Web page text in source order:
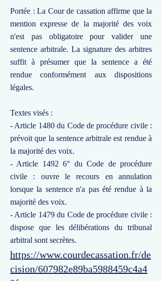
Portée : La Cour de cassation affirme que la
mention expresse de la majorité des voix
n'est pas obligatoire pour valider une
sentence arbitrale. La signature des arbitres
suffit à présumer que la sentence a été
rendue conformément aux dispositions
légales.
Textes visés :
- Article 1480 du Code de procédure civile :
prévoit que la sentence arbitrale est rendue à
la majorité des voix.
- Article 1492 6° du Code de procédure
civile : ouvre le recours en annulation
lorsque la sentence n'a pas été rendue à la
majorité des voix.
- Article 1479 du Code de procédure civile :
dispose que les délibérations du tribunal
arbitral sont secrètes.
https://www.courdecassation.fr/de
cision/607982e89ba5988459c4a4